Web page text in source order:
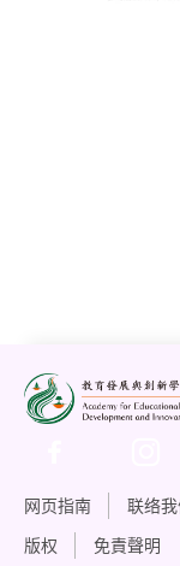
网页指南 联络
版权
免責聲明